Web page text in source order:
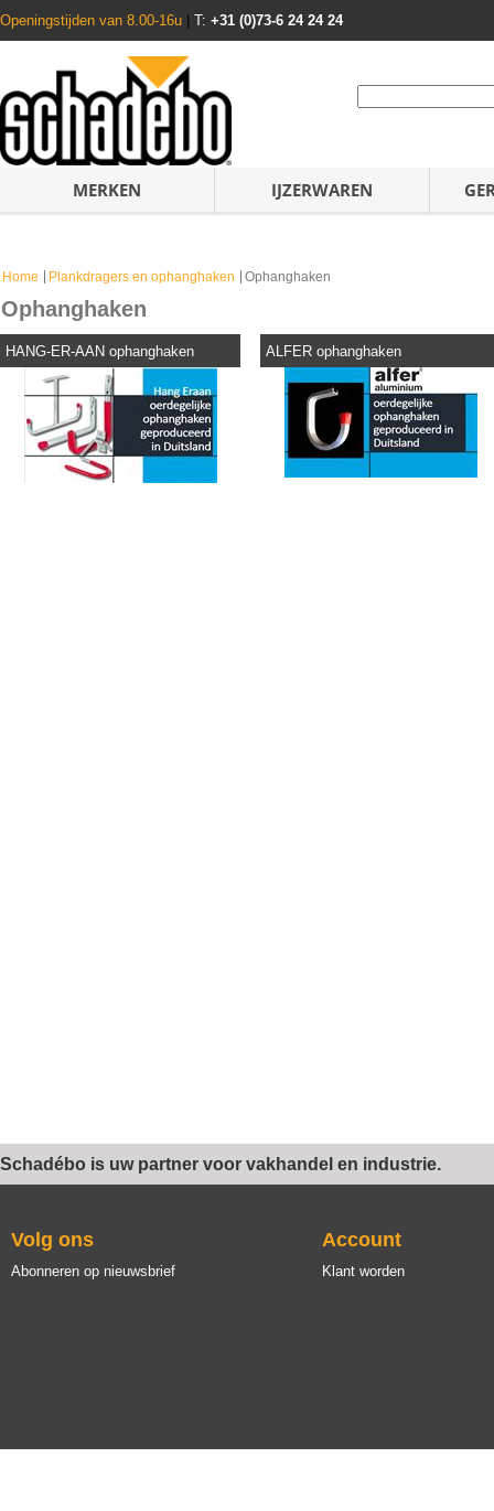
Openingstijden van 8.00-16u T: +31 (0)73-6 24 24 24
MERKEN IJZERWAREN
Home Plankdragers en ophanghaken Ophanghaken
Ophanghaken
HANG-ER-AAN ophanghaken ALFER ophanghaken
Schadébo is uw partner voor vakhandel en industrie.
Volg ons
Abonneren op nieuwsbrief
Account
Klant worden